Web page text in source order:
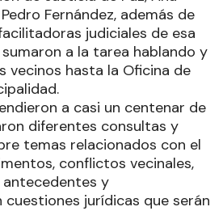
Fernández, además de
judiciales de esa
a la tarea hablando y
vecinos hasta la Oficina de
a casi un centenar de
diferentes consultas y
temas relacionados con el
conflictos vecinales,
antecedentes y
cuestiones jurídicas que serán